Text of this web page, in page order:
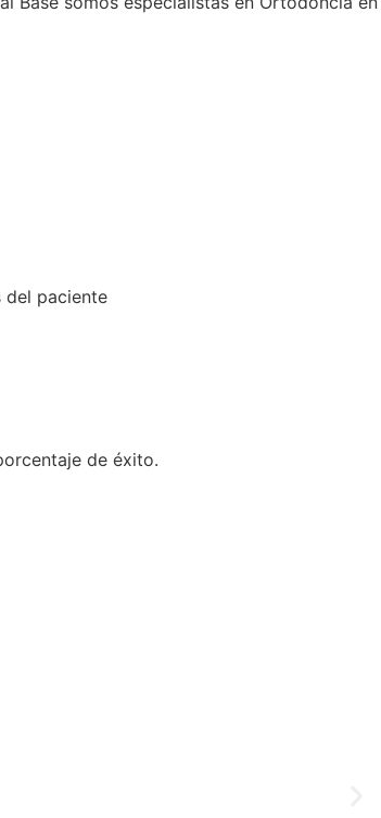
del paciente
de éxito.